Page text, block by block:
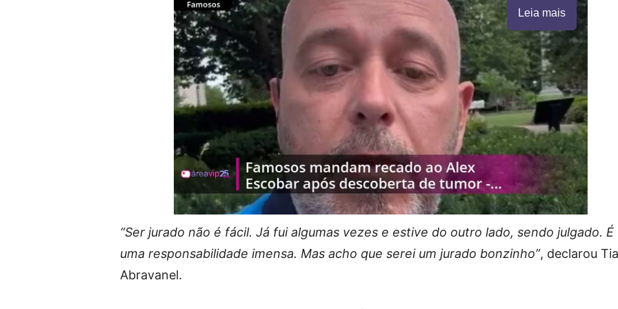
Leia mais
“Ser jurado não é fácil. Já fui algumas vezes e estive do outro lado, sendo julgado. É
uma responsabilidade imensa. Mas acho que serei um jurado bonzinho”, declarou
Abravanel.